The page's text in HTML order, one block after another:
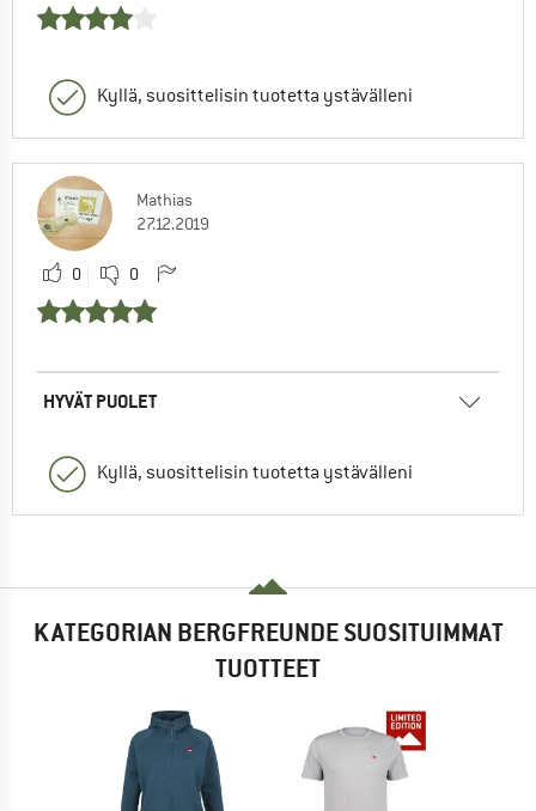
Kyllä, suosittelisin tuotetta ystävälleni
Mathias
27.12.2019
0 0
HYVÄT PUOLET
Kyllä, suosittelisin tuotetta ystävälleni
KATEGORIAN BERGFREUNDE SUOSITUIMMAT
TUOTTEET